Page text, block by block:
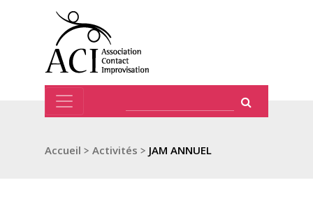
Accueil > Activités > JAM ANNUEL